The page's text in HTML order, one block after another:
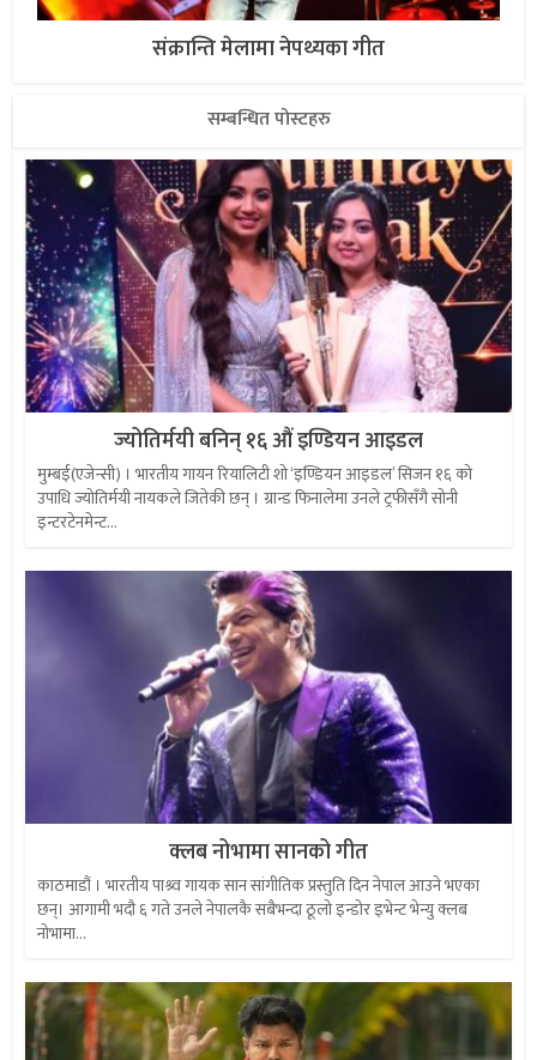
संक्रान्ति मेलामा नेपथ्यका गीत
सम्बन्धित पोस्टहरु
ज्योतिर्मयी बनिन् १६ औं इण्डियन आइडल
मुम्बई(एजेन्सी) । भारतीय गायन रियालिटी शो ‘इण्डियन आइडल’ सिजन १६ को
उपाधि ज्योतिर्मयी नायकले जितेकी छन् । ग्रान्ड फिनालेमा उनले ट्रफीसँगै सोनी
इन्टरटेनमेन्ट...
क्लब नोभामा सानको गीत
काठमाडौं । भारतीय पाश्र्व गायक सान सांगीतिक प्रस्तुति दिन नेपाल आउने भएका
छन्। आगामी भदौ ६ गते उनले नेपालकै सबैभन्दा ठूलो इन्डोर इभेन्ट भेन्यु क्लब
नोभामा...